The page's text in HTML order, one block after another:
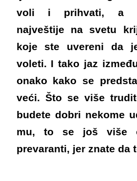
voli i prihvati, a
najveštije na svetu
koje ste uvereni da
voleti. I tako jaz
onako kako se
veći. Što se više
budete dobri nekome
mu, to se još više
prevaranti, jer znate da